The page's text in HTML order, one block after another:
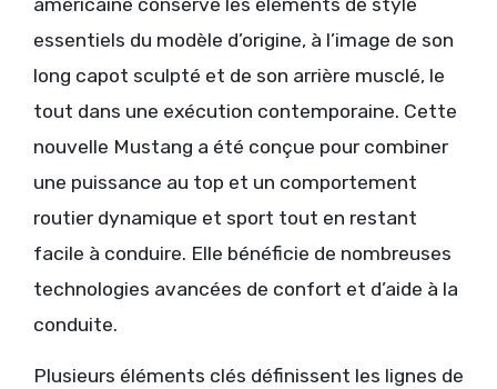
américaine conserve les éléments de style
essentiels du modèle d’origine, à l’image de son
long capot sculpté et de son arrière musclé, le
tout dans une exécution contemporaine. Cette
nouvelle Mustang a été conçue pour combiner
une puissance au top et un comportement
routier dynamique et sport tout en restant
facile à conduire. Elle bénéficie de nombreuses
technologies avancées de confort et d’aide à la
conduite.
Plusieurs éléments clés définissent les lignes de